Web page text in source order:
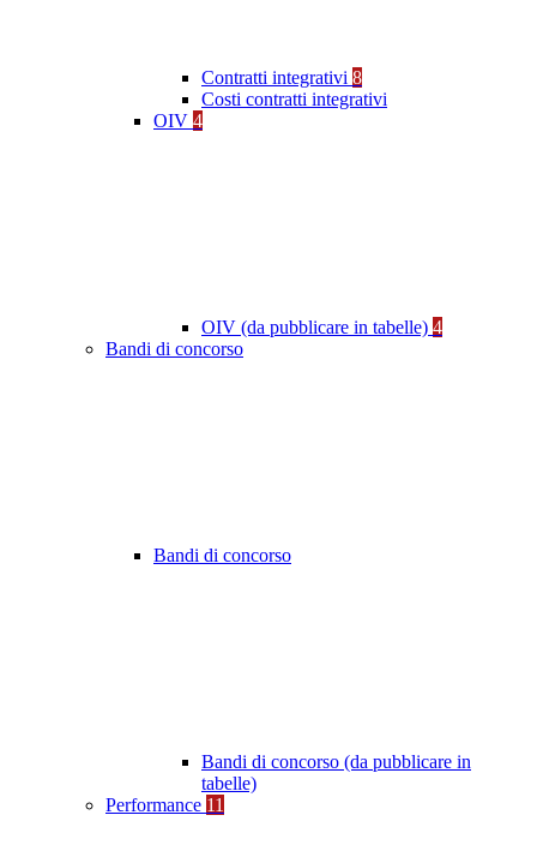
Contratti integrativi 8
Costi contratti integrativi
OIV 4
OIV (da pubblicare in tabelle) 4
Bandi di concorso
Bandi di concorso
Bandi di concorso (da pubblicare in
tabelle)
Performance 11